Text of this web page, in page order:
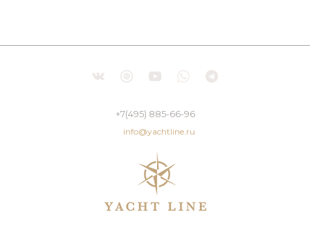
+7(495) 885-66-96
info@yachtline.ru